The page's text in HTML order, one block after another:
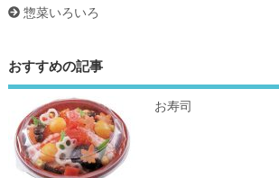
惣菜いろいろ
おすすめの記事
お寿司